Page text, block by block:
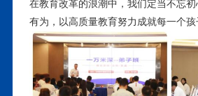
在教育改革的浪潮中，我们定当不忘
有为，以高质量教育努力成就每一个